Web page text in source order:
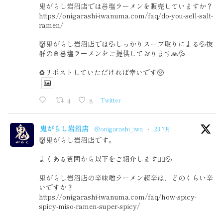
鬼がらし岩沼店では🍜塩ラーメンを販売していますか？
https://onigarashi-iwanuma.com/faq/do-you-sell-salt-
ramen/
👹鬼がらし岩沼店では💦しっかりスープ取りによる💦抜
群の🧂🍜塩ラーメンをご提供しております🙏💦
♻️リポストしていただければ幸いです🥺
4 8 Twitter
鬼がらし岩沼店 @onigarashi_iwa · 23 7月
👹鬼がらし岩沼店です。
よくある質問から以下をご紹介します🙇‍♂️💦
鬼がらし岩沼店の辛味噌ラーメン超辛は、どのくらい辛
いですか？
https://onigarashi-iwanuma.com/faq/how-spicy-
spicy-miso-ramen-super-spicy/